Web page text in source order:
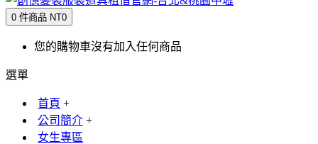
0 件商品 NT0
您的購物車沒有加入任何商品
選單
首頁 +
公司簡介 +
女生專區